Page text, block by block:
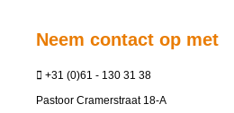
Neem contact op met
+31 (0)61 - 130 31 38
Pastoor Cramerstraat 18-A